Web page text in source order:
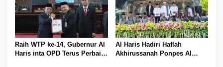
Raih WTP ke-14, Gubernur Al
Haris inta OPD Terus Perbaiki
Al Haris Hadiri Haflah
Akhirussanah Ponpes Al